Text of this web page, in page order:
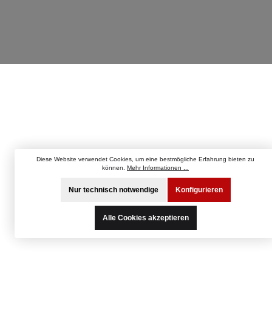
Diese Website verwendet Cookies, um eine bestmögliche Erfahrung bieten zu
können. Mehr Informationen ...
Nur technisch notwendige Konfigurieren
Alle Cookies akzeptieren